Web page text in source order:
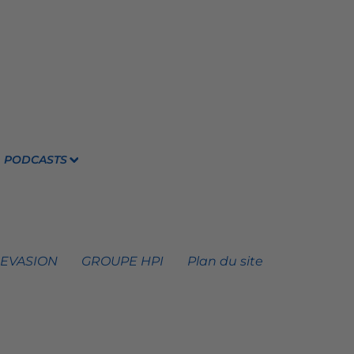
PODCASTS
GROUPE HPI Plan du site